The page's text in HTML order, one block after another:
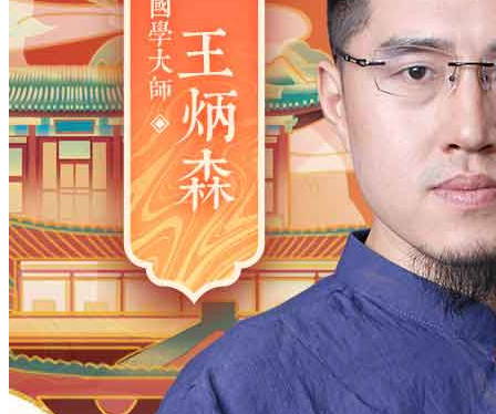
2026年 日9 24分
年
2028
2027 2026 2025 2024
2023
2022
2021 2020 2019 2018
2015
2014 2013 2012 2011
2009
2008 2007 2006 2005
2003
2002
2001 2000 1999 1998
1997
1995 1994 1993 1991
1990
1989
1988 1987 1986 1985
1984
1983
1982 1981 1980 1979 1978
1977
1976
1975 1974 1973 1972
1971
1969 1968 1967 1966 1965
1964
1963
1962 1961 1960 1959
1958
1957
1956 1955 1953 1952
1951
1950
1949 1948 1947
1944
1943 1942 1941 1940 1939
1938
1937
1936 1935 1934 1933
1932